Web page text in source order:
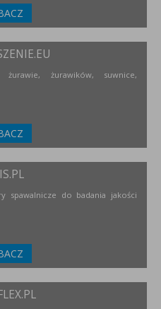
żurawików, suwnice,
spawalnicze do badania jakości